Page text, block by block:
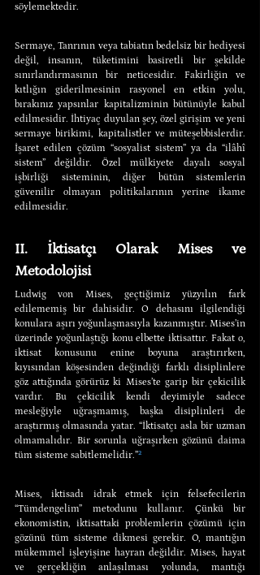
söylemektedir.
Sermaye, Tanrının veya tabiatın bedelsiz bir hediyesi
değil, insanın, tüketimini basiretli bir şekilde
sınırlandırmasının bir neticesidir. Fakirliğin ve
kıtlığın giderilmesinin rasyonel en etkin yolu,
bırakınız yapsınlar kapitalizminin bütünüyle kabul
edilmesidir. İhtiyaç duyulan şey, özel girişim ve yeni
sermaye birikimi, kapitalistler ve müteşebbislerdir.
İşaret edilen çözüm “sosyalist sistem” ya da “ilâhî
sistem” değildir. Özel mülkiyete dayalı sosyal
işbirliği sisteminin, diğer bütün sistemlerin
güvenilir olmayan politikalarının yerine ikame
edilmesidir.
II. İktisatçı Olarak Mises ve
Metodolojisi
Ludwig von Mises, geçtiğimiz yüzyılın fark
edilememiş bir dahisidir. O dehasını ilgilendiği
konulara aşırı yoğunlaşmasıyla kazanmıştır. Mises’in
üzerinde yoğunlaştığı konu elbette iktisattır. Fakat o,
iktisat konusunu enine boyuna araştırırken,
kıyısından köşesinden değindiği farklı disiplinlere
göz attığında görürüz ki Mises’te garip bir çekicilik
vardır. Bu çekicilik kendi deyimiyle sadece
mesleğiyle uğraşmamış, başka disiplinleri de
araştırmış olmasında yatar. “İktisatçı asla bir uzman
olmamalıdır. Bir sorunla uğraşırken gözünü daima
tüm sisteme sabitlemelidir.”²
Mises, iktisadı idrak etmek için felsefecilerin
“Tümdengelim” metodunu kullanır. Çünkü bir
ekonomistin, iktisattaki problemlerin çözümü için
gözünü tüm sisteme dikmesi gerekir. O, mantığın
mükemmel işleyişine hayran değildir. Mises, hayat
ve gerçekliğin anlaşılması yolunda, mantığı